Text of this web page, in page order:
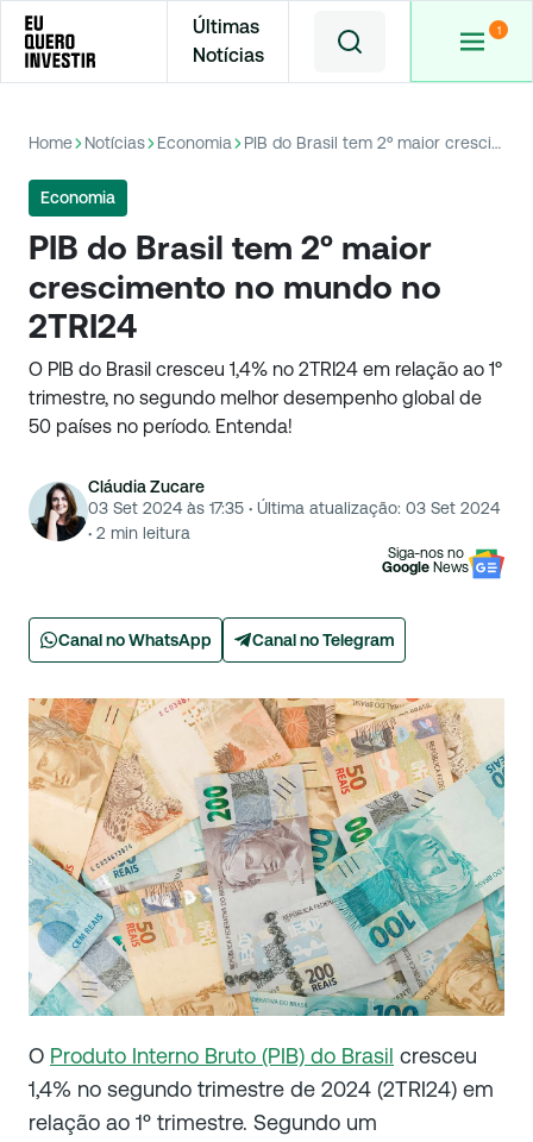
Últimas
Notícias
Home Notícias Economia PIB do Brasil tem 2º maior crescimento no mundo no 2TRI24
Economia
PIB do Brasil tem 2º maior
crescimento no mundo no
2TRI24
O PIB do Brasil cresceu 1,4% no 2TRI24 em relação ao 1º
trimestre, no segundo melhor desempenho global de
50 países no período. Entenda!
Cláudia Zucare
03 Set 2024 às 17:35 · Última atualização: 03 Set 2024
· 2 min leitura
Siga-nos no
Google News
Canal no WhatsApp Canal no Telegram
O Produto Interno Bruto (PIB) do Brasil cresceu
1,4% no segundo trimestre de 2024 (2TRI24) em
relação ao 1º trimestre. Segundo um